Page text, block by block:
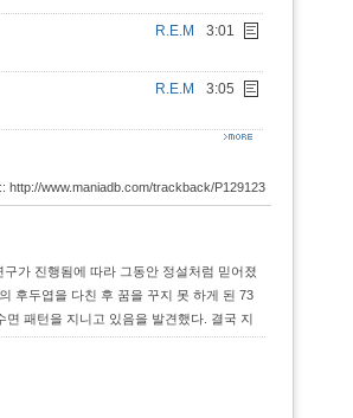
R.E.M 3:01
R.E.M 3:05
http://www.maniadb.com/trackback/P129123
가 진행됨에 따라 그동안 정설처럼 믿어졌
후두엽을 다친 후 꿈을 꾸지 못 하게 된 73
패턴을 지니고 있음을 발견했다. 결국 지
11월 2일자 〈사이언스〉 지에 실린 기사...